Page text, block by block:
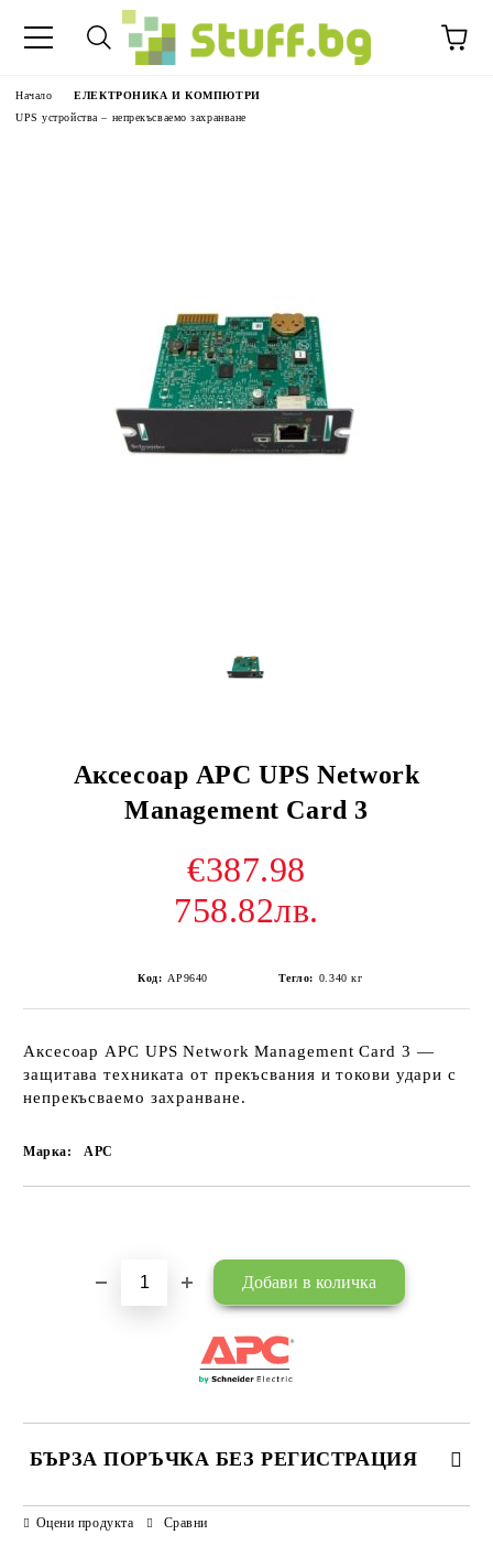
Начало
ЕЛЕКТРОНИКА И КОМПЮТРИ
UPS устройства – непрекъсваемо захранване
Аксесоар APC UPS Network
Management Card 3
€387.98
758.82лв.
Код: AP9640 Тегло: 0.340 кг
Аксесоар APC UPS Network Management Card 3 —
защитава техниката от прекъсвания и токови удари с
непрекъсваемо захранване.
Марка: APC
БЪРЗА ПОРЪЧКА БЕЗ РЕГИСТРАЦИЯ
САМО ПОПЪЛНЕТЕ 3 ПОЛЕТА
Оцени продукта Сравни